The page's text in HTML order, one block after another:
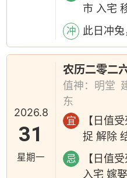
市 入宅
冲 此日冲
2026.8
31
星期一
农历二零二
值神：明堂
东
宜
【日值
捉 解除
忌
【日值
入宅 嫁娶